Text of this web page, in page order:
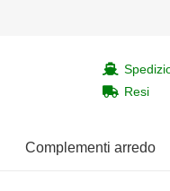
Resi
Complementi arredo